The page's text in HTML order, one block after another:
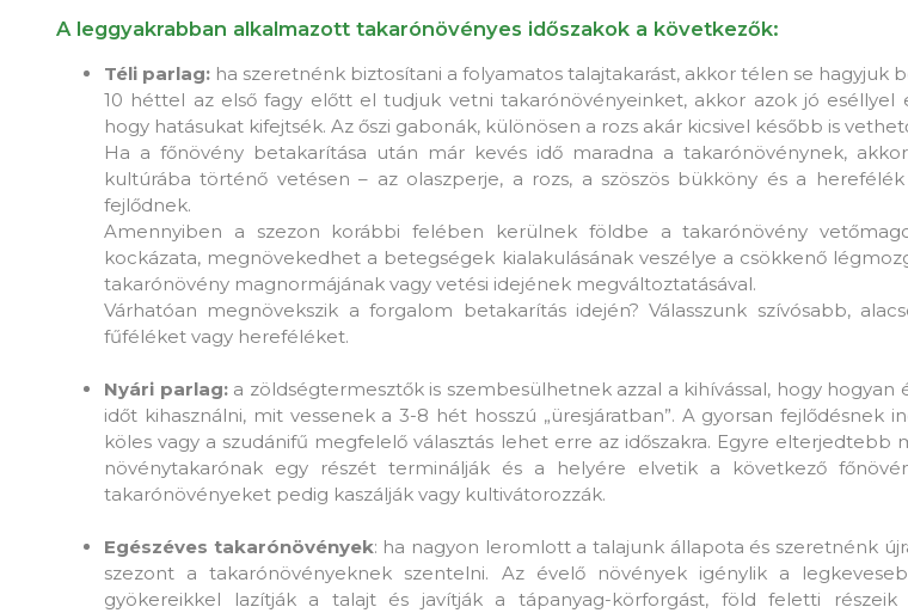
A leggyakrabban alkalmazott takarónövényes időszakok a következők:
Téli parlag: ha szeretnénk biztosítani a folyamatos talajtakarást, akkor télen se hagyjuk
10 héttel az első fagy előtt el tudjuk vetni takarónövényeinket, akkor azok jó eséllyel
hogy hatásukat kifejtsék. Az őszi gabonák, különösen a rozs akár kicsivel később is
Ha a főnövény betakarítása után már kevés idő maradna a takarónövénynek,
kultúrába történő vetésen – az olaszperje, a rozs, a szöszös bükköny és a
fejlődnek.
Amennyiben a szezon korábbi felében kerülnek földbe a takarónövény
kockázata, megnövekedhet a betegségek kialakulásának veszélye a csökkenő
takarónövény magnormájának vagy vetési idejének megváltoztatásával.
Várhatóan megnövekszik a forgalom betakarítás idején? Válasszunk szívósabb,
fűféléket vagy hereféléket.
Nyári parlag:a zöldségtermesztők is szembesülhetnek azzal a kihívással, hogy
időt kihasználni, mit vessenek a 3-8 hét hosszú „üresjáratban”. A gyorsan fejlődésnek
köles vagy a szudánifű megfelelő választás lehet erre az időszakra. Egyre elterjedtebb
növénytakarónak egy részét terminálják és a helyére elvetik a következő
takarónövényeket pedig kaszálják vagy kultivátorozzák.
Egészéves takarónövények: ha nagyon leromlott a talajunk állapota és szeretnénk
szezont a takarónövényeknek szentelni. Az évelő növények igénylik a
gyökereikkel lazítják a talajt és javítják a tápanyag-körforgást, föld feletti részeik